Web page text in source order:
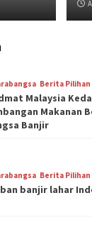
Berita Pilihan
Malaysia
Makanan
Banjir
Berita Pilihan
banjir lahar